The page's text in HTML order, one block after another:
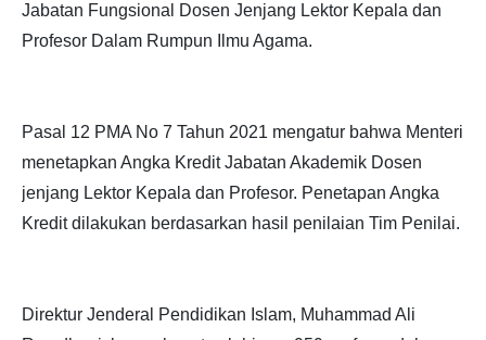
Jabatan Fungsional Dosen Jenjang Lektor Kepala dan
Profesor Dalam Rumpun Ilmu Agama.
Pasal 12 PMA No 7 Tahun 2021 mengatur bahwa Menteri
menetapkan Angka Kredit Jabatan Akademik Dosen
jenjang Lektor Kepala dan Profesor. Penetapan Angka
Kredit dilakukan berdasarkan hasil penilaian Tim Penilai.
Direktur Jenderal Pendidikan Islam, Muhammad Ali